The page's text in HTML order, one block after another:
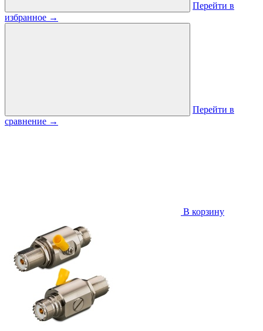
Перейти в
избранное →
Перейти в
сравнение →
В корзину